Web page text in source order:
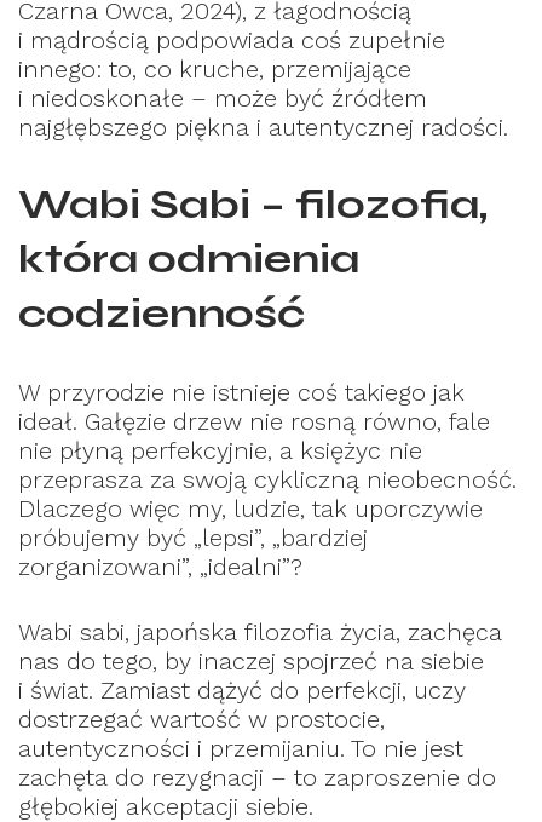
Czarna Owca, 2024), z łagodnością
i mądrością podpowiada coś zupełnie
innego: to, co kruche, przemijające
i niedoskonałe – może być źródłem
najgłębszego piękna i autentycznej radości.
Wabi Sabi – filozofia,
która odmienia
codzienność
W przyrodzie nie istnieje coś takiego jak
ideał. Gałęzie drzew nie rosną równo, fale
nie płyną perfekcyjnie, a księżyc nie
przeprasza za swoją cykliczną nieobecność.
Dlaczego więc my, ludzie, tak uporczywie
próbujemy być „lepsi”, „bardziej
zorganizowani”, „idealni”?
Wabi sabi, japońska filozofia życia, zachęca
nas do tego, by inaczej spojrzeć na siebie
i świat. Zamiast dążyć do perfekcji, uczy
dostrzegać wartość w prostocie,
autentyczności i przemijaniu. To nie jest
zachęta do rezygnacji – to zaproszenie do
głębokiej akceptacji siebie.